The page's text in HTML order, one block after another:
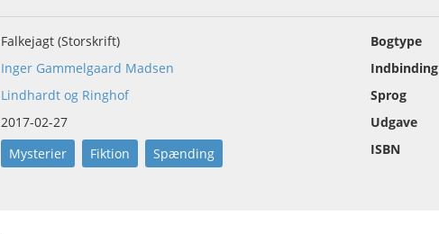
Falkejagt (Storskrift)
Inger Gammelgaard Madsen
Lindhardt og Ringhof
2017-02-27
Mysterier Fiktion Spænding
Bogtype
Indbinding
Sprog
Udgave
ISBN